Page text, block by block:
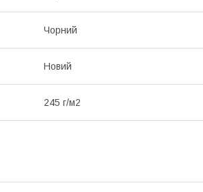
Чорний
Новий
245 г/м2